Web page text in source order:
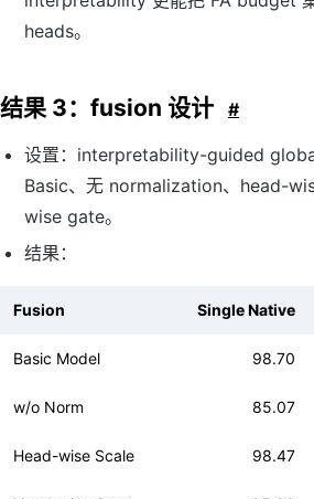
heads。
结果 3：fusion 设计 #
设置：interpretability-guided
Basic、无 normalization、head-
wise gate。
结果：
Fusion Single Native
Basic Model 98.70
w/o Norm 85.07
Head-wise Scale 98.47